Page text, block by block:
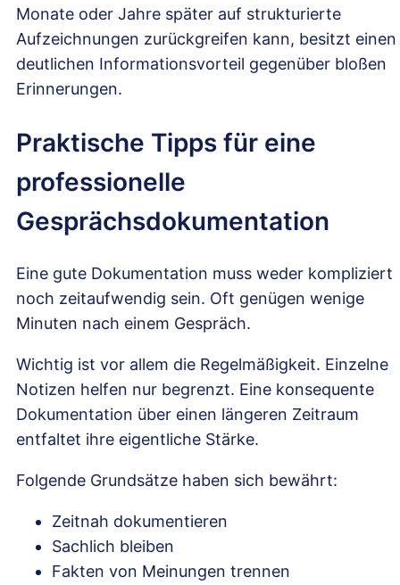
Monate oder Jahre später auf strukturierte
Aufzeichnungen zurückgreifen kann, besitzt einen
deutlichen Informationsvorteil gegenüber bloßen
Erinnerungen.
Praktische Tipps für eine
professionelle
Gesprächsdokumentation
Eine gute Dokumentation muss weder kompliziert
noch zeitaufwendig sein. Oft genügen wenige
Minuten nach einem Gespräch.
Wichtig ist vor allem die Regelmäßigkeit. Einzelne
Notizen helfen nur begrenzt. Eine konsequente
Dokumentation über einen längeren Zeitraum
entfaltet ihre eigentliche Stärke.
Folgende Grundsätze haben sich bewährt:
Zeitnah dokumentieren
Sachlich bleiben
Fakten von Meinungen trennen